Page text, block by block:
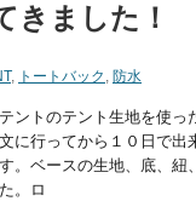
きました！
, トートバック , 防水
ントのテント生地を使っ
に行ってから１０日で出
。ベースの生地、底、紐
。ロ